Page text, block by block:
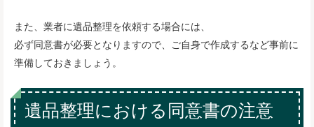
また、業者に遺品整理を依頼する場合には、
必ず同意書が必要となりますので、ご自身で作成するなど事前に
準備しておきましょう。
遺品整理における同意書の注意